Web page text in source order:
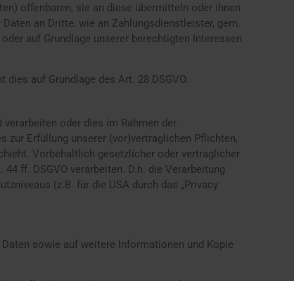
offenbaren, sie an diese übermitteln oder ihnen
an Dritte, wie an Zahlungsdienstleister, gem.
auf Grundlage unserer berechtigten Interessen
auf Grundlage des Art. 28 DSGVO.
oder dies im Rahmen der
zur Erfüllung unserer (vor)vertraglichen Pflichten,
Vorbehaltlich gesetzlicher oder vertraglicher
ff. DSGVO verarbeiten. D.h. die Verarbeitung
(z.B. für die USA durch das „Privacy
sowie auf weitere Informationen und Kopie